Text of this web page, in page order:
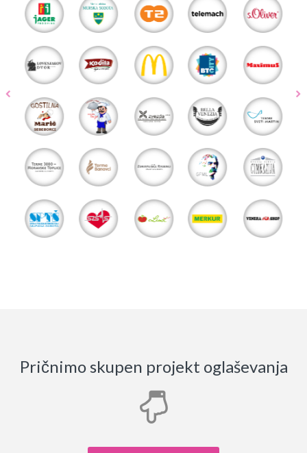
Pričnimo skupen projekt oglaševanja